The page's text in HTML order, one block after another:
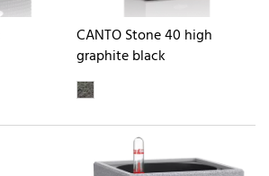
CANTO Stone 40 high
graphite black